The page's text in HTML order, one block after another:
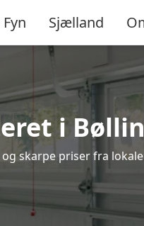
Fyn Sjælland
i
skarpe priser fra